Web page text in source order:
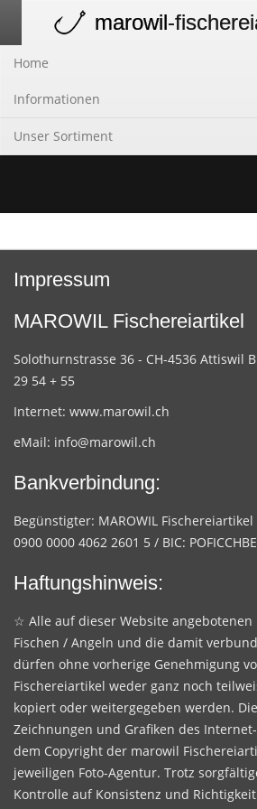
navigation
marowil-
Home
Informationen
Unser Sortiment
Impressum
MAROWIL Fischereiartikel
Solothurnstrasse 36 - CH-4536 Attiswil
29 54 + 55
Internet: www.marowil.ch
eMail: info@marowil.ch
Bankverbindung:
Begünstigter: MAROWIL Fischereiartikel
0900 0000 4062 2601 5 / BIC:
Haftungshinweis:
☆ Alle auf dieser Website
Fischen / Angeln und die damit
dürfen ohne vorherige Genehmigung
Fischereiartikel weder ganz noch
kopiert oder weitergegeben werden.
Zeichnungen und Grafiken des
dem Copyright der marowil
jeweiligen Foto-Agentur. Trotz
Kontrolle auf Konsistenz und